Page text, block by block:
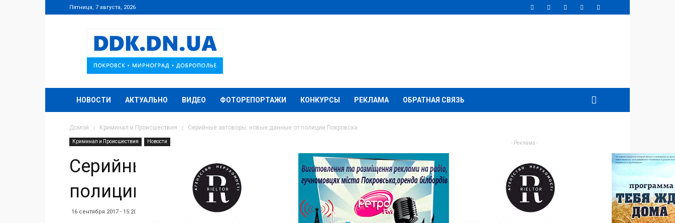
Пятница, 7 августа, 2026
DDK.DN.UA
НОВОСТИ АКТУАЛЬНО ВИДЕО ФОТОРЕПОРТАЖИ КОНКУРСЫ РЕКЛАМА ОБРАТНАЯ СВЯЗЬ
Домой Криминал и Происшествия Серийные автоворы: новые данные от полиции Покровска
Криминал и Происшествия Новости
Серийные автоворы: новые данные от
полиции Покровска
16 сентября 2017 - 15:20
- Реклама -